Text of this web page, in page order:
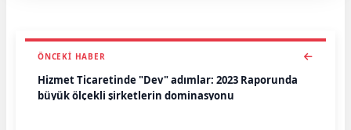
ÖNCEKI HABER
Hizmet Ticaretinde "Dev" adımlar: 2023 Raporunda
büyük ölçekli şirketlerin dominasyonu